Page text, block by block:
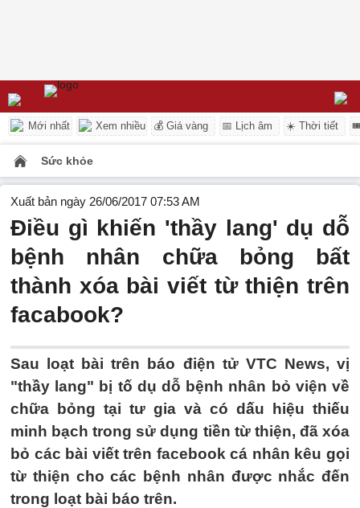
Mới nhất Xem nhiều 💰 Giá vàng 📅 Lịch âm ☀️ Thời tiết
Sức khỏe
Xuất bản ngày 26/06/2017 07:53 AM
Điều gì khiến 'thầy lang' dụ dỗ
bệnh nhân chữa bỏng bất
thành xóa bài viết từ thiện trên
facabook?
Sau loạt bài trên báo điện tử VTC News, vị
"thầy lang" bị tố dụ dỗ bệnh nhân bỏ viện về
chữa bỏng tại tư gia và có dấu hiệu thiếu
minh bạch trong sử dụng tiền từ thiện, đã xóa
bỏ các bài viết trên facebook cá nhân kêu gọi
từ thiện cho các bệnh nhân được nhắc đến
trong loạt bài báo trên.